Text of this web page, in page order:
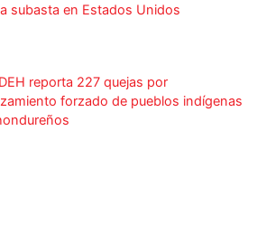
subasta en Estados Unidos
reporta 227 quejas por
forzado de pueblos indígenas